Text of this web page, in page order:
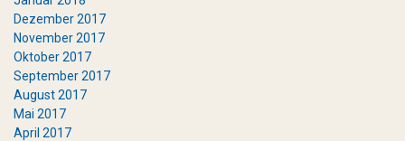
Dezember 2017
November 2017
Oktober 2017
September 2017
August 2017
Mai 2017
April 2017